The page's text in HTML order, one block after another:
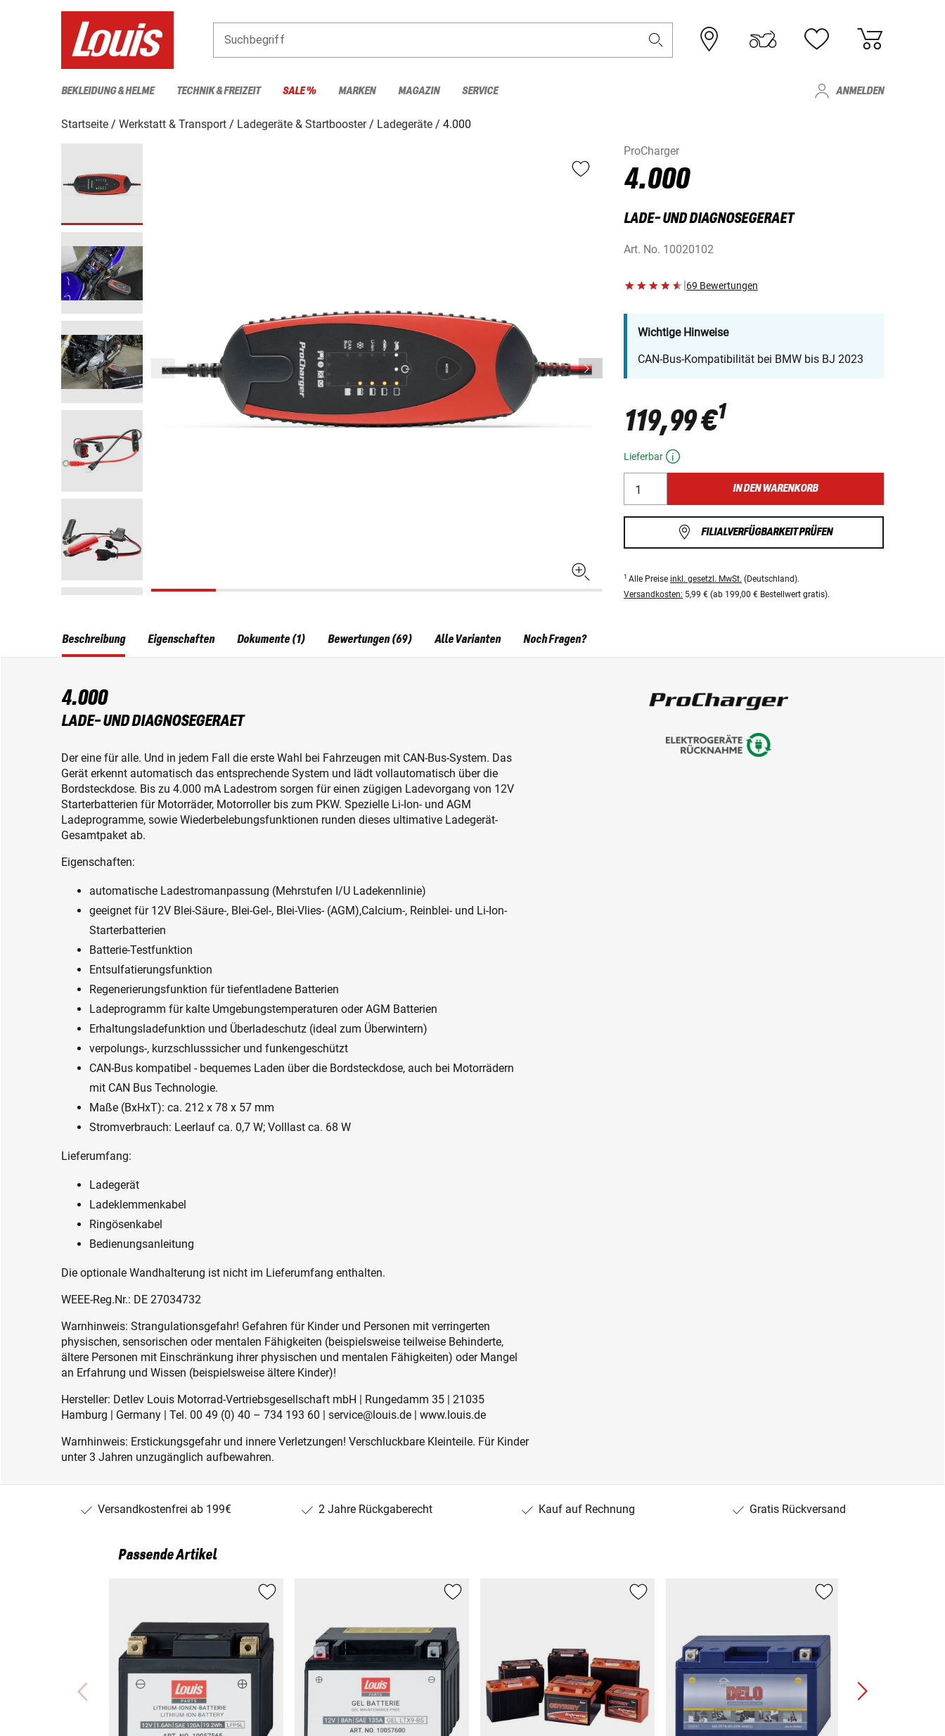
Suchbegriff
BEKLEIDUNG & HELME TECHNIK & FREIZEIT SALE % MARKEN MAGAZIN SERVICE ANMELDEN
Startseite Werkstatt & Transport Ladegeräte & Startbooster Ladegeräte
4.000
ProCharger
4.000
LADE- UND DIAGNOSEGERAET
Art. No. 10020102
|69 Bewertungen
Wichtige Hinweise
CAN-Bus-Kompatibilität bei BMW bis BJ 2023
119,99 €1
Lieferbar
IN DEN WARENKORB
FILIALVERFÜGBARKEIT PRÜFEN
1 Alle Preise inkl. gesetzl. MwSt. (Deutschland).
Versandkosten: 5,99 € (ab 199,00 € Bestellwert gratis).
Beschreibung
4.000
LADE- UND DIAGNOSEGERAET
Der eine für alle. Und in jedem Fall die erste Wahl bei Fahrzeugen mit CAN-Bus-System. Das
Gerät erkennt automatisch das entsprechende System und lädt vollautomatisch über die
Bordsteckdose. Bis zu 4.000 mA Ladestrom sorgen für einen zügigen Ladevorgang von 12V
Starterbatterien für Motorräder, Motorroller bis zum PKW. Spezielle Li-Ion- und AGM
Ladeprogramme, sowie Wiederbelebungsfunktionen runden dieses ultimative Ladegerät-
Gesamtpaket ab.
Eigenschaften:
automatische Ladestromanpassung (Mehrstufen I/U Ladekennlinie)
geeignet für 12V Blei-Säure-, Blei-Gel-, Blei-Vlies- (AGM),Calcium-, Reinblei- und Li-Ion-
Starterbatterien
Batterie-Testfunktion
Entsulfatierungsfunktion
Regenerierungsfunktion für tiefentladene Batterien
Ladeprogramm für kalte Umgebungstemperaturen oder AGM Batterien
Erhaltungsladefunktion und Überladeschutz (ideal zum Überwintern)
verpolungs-, kurzschlusssicher und funkengeschützt
CAN-Bus kompatibel - bequemes Laden über die Bordsteckdose, auch bei Motorrädern
mit CAN Bus Technologie.
Maße (BxHxT): ca. 212 x 78 x 57 mm
Stromverbrauch: Leerlauf ca. 0,7 W; Volllast ca. 68 W
Lieferumfang:
Ladegerät
Ladeklemmenkabel
Ringösenkabel
Bedienungsanleitung
Die optionale Wandhalterung ist nicht im Lieferumfang enthalten.
WEEE-Reg.Nr.: DE 27034732
Warnhinweis: Strangulationsgefahr! Gefahren für Kinder und Personen mit verringerten
physischen, sensorischen oder mentalen Fähigkeiten (beispielsweise teilweise Behinderte,
ältere Personen mit Einschränkung ihrer physischen und mentalen Fähigkeiten) oder Mangel
an Erfahrung und Wissen (beispielsweise ältere Kinder)!
Hersteller: Detlev Louis Motorrad-Vertriebsgesellschaft mbH | Rungedamm 35 | 21035
Hamburg | Germany | Tel. 00 49 (0) 40 – 734 193 60 | service@louis.de | www.louis.de
Warnhinweis: Erstickungsgefahr und innere Verletzungen! Verschluckbare Kleinteile. Für Kinder
unter 3 Jahren unzugänglich aufbewahren.
Eigenschaften Dokumente (1) Bewertungen (69) Alle Varianten Noch Fragen?
Versandkostenfrei ab 199€ 2 Jahre Rückgaberecht Kauf auf Rechnung Gratis Rückversand
Passende Artikel